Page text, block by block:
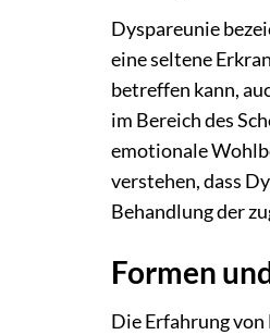
Dyspareunie
eine seltene
betreffen kann,
im Bereich des
emotionale
verstehen, dass
Behandlung der
Formen
Die Erfahrung